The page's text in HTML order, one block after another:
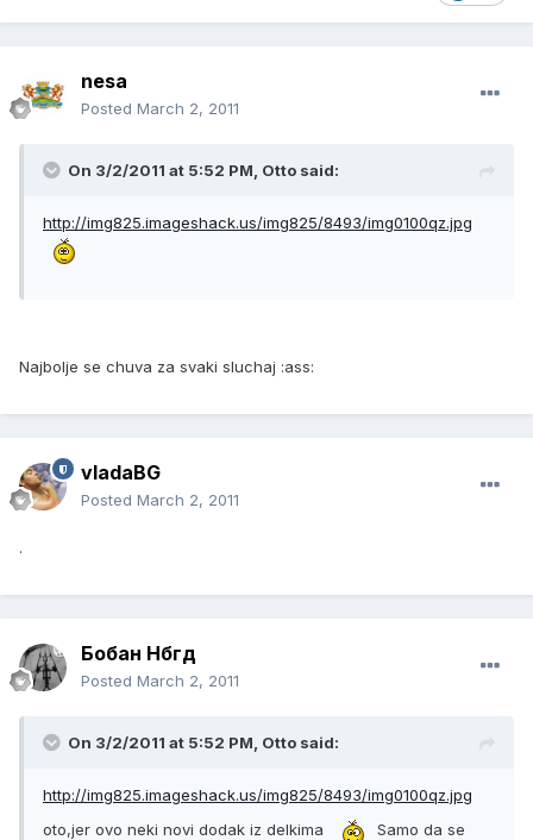
nesa
Posted March 2, 2011
On 3/2/2011 at 5:52 PM, Otto said:
http://img825.imageshack.us/img825/8493/img0100qz.jpg
Najbolje se chuva za svaki sluchaj :ass:
vladaBG
Posted March 2, 2011
.
Бобан Нбгд
Posted March 2, 2011
On 3/2/2011 at 5:52 PM, Otto said:
http://img825.imageshack.us/img825/8493/img0100qz.jpg
oto,jer ovo neki novi dodak iz delkima
Samo da se